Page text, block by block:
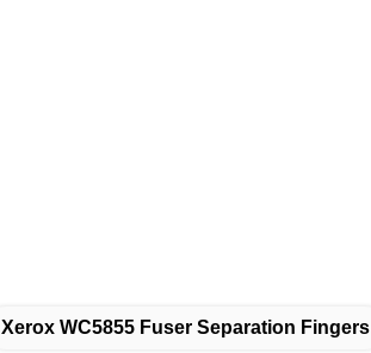
Xerox WC5855 Fuser Separation Fingers